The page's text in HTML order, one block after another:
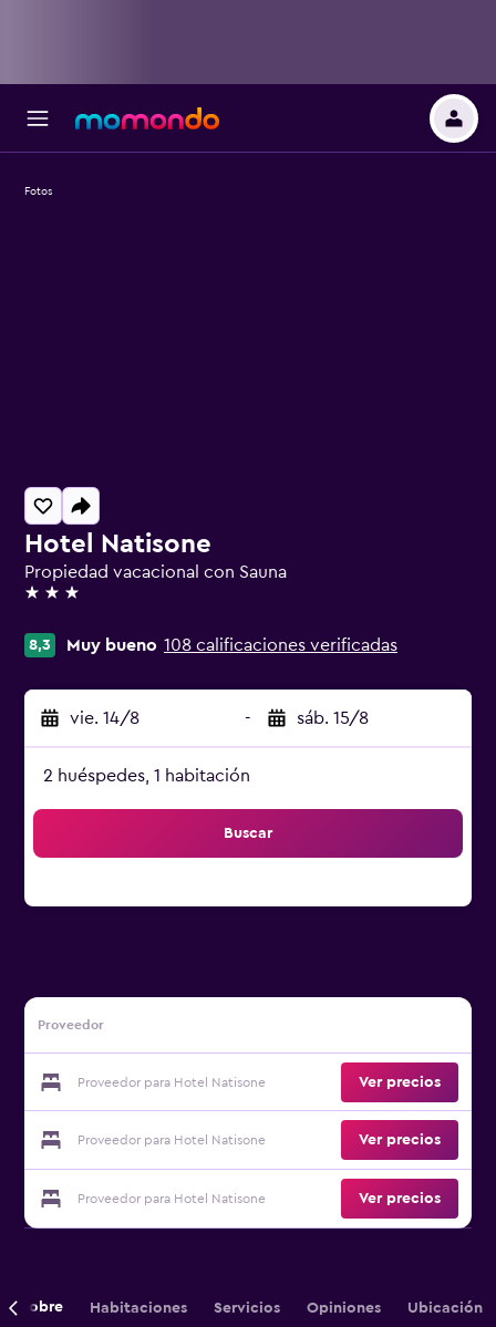
Hotel Natisone
Propiedad vacacional con Sauna
3 estrellas
8,3 Muy bueno 108 calificaciones verificadas
vie. 14/8 - sáb. 15/8
2 huéspedes, 1 habitación
Buscar
Proveedor
Proveedor para Hotel Natisone Ver precios
Proveedor para Hotel Natisone Ver precios
Proveedor para Hotel Natisone Ver precios
Fotos
Sobre Habitaciones Servicios Opiniones Ubicación